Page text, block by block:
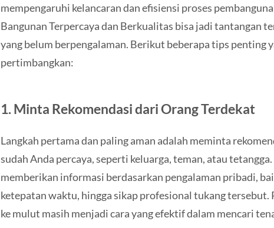
mempengaruhi kelancaran dan efisiensi proses
Bangunan Terpercaya dan Berkualitas bisa jadi tantangan
yang belum berpengalaman. Berikut beberapa tips penting
pertimbangkan:
1.Minta Rekomendasi dari Orang Terdekat
Langkah pertama dan paling aman adalah meminta
sudah Anda percaya, seperti keluarga, teman, atau
memberikan informasi berdasarkan pengalaman pribadi,
ketepatan waktu, hingga sikap profesional tukang tersebut.
ke mulut masih menjadi cara yang efektif dalam mencari